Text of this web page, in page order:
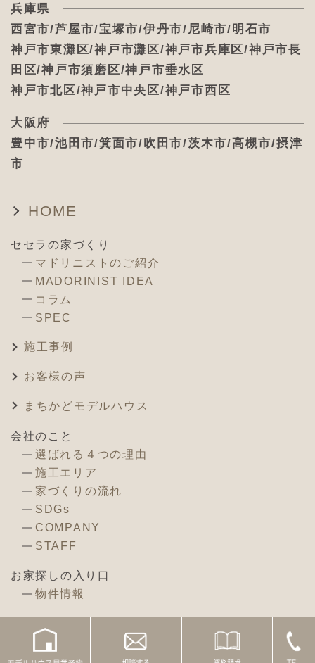
兵庫県
西宮市/芦屋市/宝塚市/伊丹市/尼崎市/明石市
神戸市東灘区/神戸市灘区/神戸市兵庫区/神戸市長
田区/神戸市須磨区/神戸市垂水区
神戸市北区/神戸市中央区/神戸市西区
大阪府
豊中市/池田市/箕面市/吹田市/茨木市/高槻市/摂津
市
HOME
セセラの家づくり
マドリニストのご紹介
MADORINIST IDEA
コラム
SPEC
施工事例
お客様の声
まちかどモデルハウス
会社のこと
選ばれる４つの理由
施工エリア
家づくりの流れ
SDGs
COMPANY
STAFF
お家探しの入り口
物件情報